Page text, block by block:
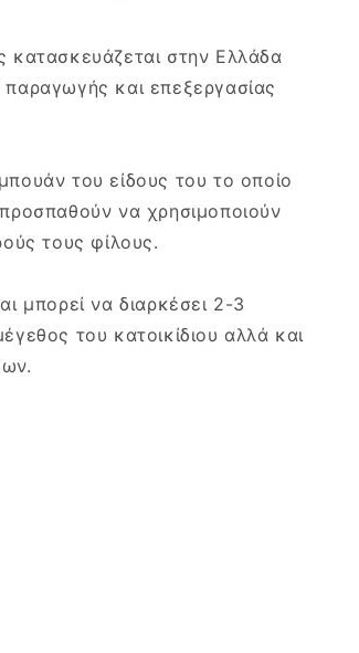
στην Ελλάδα
και επεξεργασίας
του είδους του το οποίο
να χρησιμοποιούν
τους φίλους.
μπορεί να διαρκέσει 2-3
του κατοικίδιου αλλά και